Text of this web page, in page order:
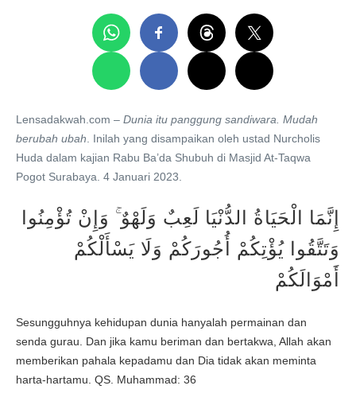
Lensadakwah.com – Dunia itu panggung sandiwara. Mudah
berubah ubah . Inilah yang disampaikan oleh ustad Nurcholis
Huda dalam kajian Rabu Ba’da Shubuh di Masjid At-Taqwa
Pogot Surabaya. 4 Januari 2023.
إِنَّمَا الْحَيَاةُ الدُّنْيَا لَعِبٌ وَلَهْوٌ ۚ وَإِنْ تُؤْمِنُوا
وَتَتَّقُوا يُؤْتِكُمْ أُجُورَكُمْ وَلَا يَسْأَلْكُمْ
أَمْوَالَكُمْ
Sesungguhnya kehidupan dunia hanyalah permainan dan
senda gurau. Dan jika kamu beriman dan bertakwa, Allah akan
memberikan pahala kepadamu dan Dia tidak akan meminta
harta-hartamu. QS. Muhammad: 36